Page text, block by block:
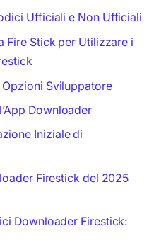
Ufficiali e Non Ufficiali
Fire Stick per Utilizzare i
Opzioni Sviluppatore
Downloader
Iniziale di
Firestick del 2025
Downloader Firestick: